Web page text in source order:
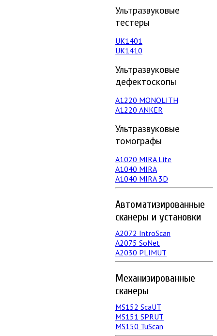
Ультразвуковые
тестеры
UK1401
UK1410
Ультразвуковые
дефектоскопы
А1220 MONOLITH
А1220 ANKER
Ультразвуковые
томографы
A1020 MIRA Lite
А1040 MIRA
A1040 MIRA 3D
Автоматизированные
сканеры и установки
А2072 IntroScan
А2075 SoNet
А2030 PLIMUT
Механизированные
сканеры
MS152 SсaUT
MS151 SPRUT
MS150 TuScan